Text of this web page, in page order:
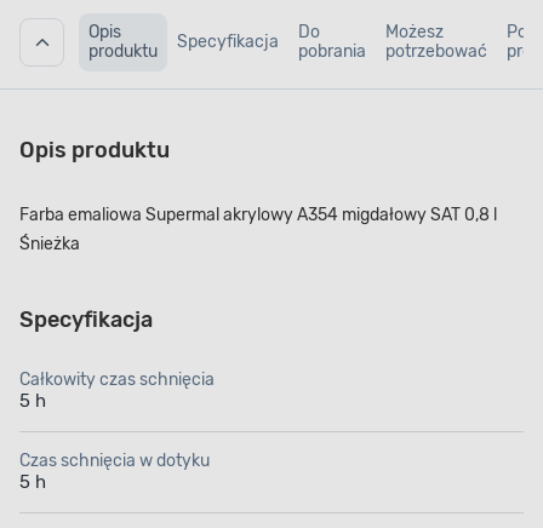
Opis
produktu
Specyfikacja
Do
pobrania
Możesz
potrzebować
Opis produktu
Farba emaliowa Supermal akrylowy A354 migdałowy SAT 0,8 l
Śnieżka
Specyfikacja
Całkowity czas schnięcia
5 h
Czas schnięcia w dotyku
5 h